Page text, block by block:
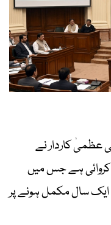
کاردار نے
کروائی ہے جس میں
ایک سال مکمل ہونے پر